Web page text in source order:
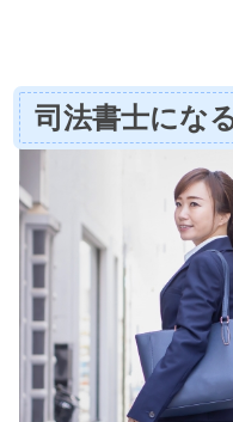
司法書士にな